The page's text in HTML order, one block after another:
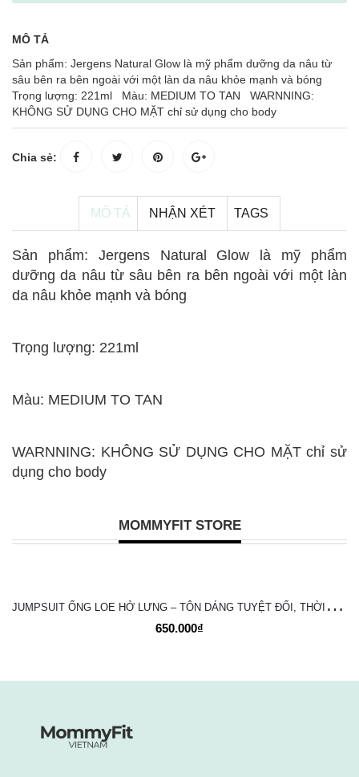
MÔ TẢ
Sản phẩm: Jergens Natural Glow là mỹ phẩm dưỡng da nâu từ
sâu bên ra bên ngoài với một làn da nâu khỏe mạnh và bóng
Trọng lượng: 221ml Màu: MEDIUM TO TAN WARNNING:
KHÔNG SỬ DỤNG CHO MẶT chỉ sử dụng cho body
Chia sẻ:
MÔ TẢ NHẬN XÉT TAGS
Sản phẩm: Jergens Natural Glow là mỹ phẩm
dưỡng da nâu từ sâu bên ra bên ngoài với một làn
da nâu khỏe mạnh và bóng
Trọng lượng: 221ml
Màu: MEDIUM TO TAN
WARNNING: KHÔNG SỬ DỤNG CHO MẶT chỉ sử
dụng cho body
MOMMYFIT STORE
J
UMPSUIT ỐNG LOE HỞ LƯNG – TÔN DÁNG TUYỆT ĐỐI, THỜI TRANG VÀ NĂNG ĐỘNG
650.000₫